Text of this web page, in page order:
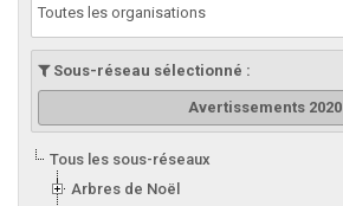
Toutes les organisations
Sous-réseau sélectionné :
Avertissements 2020
Tous les sous-réseaux
Arbres de Noël